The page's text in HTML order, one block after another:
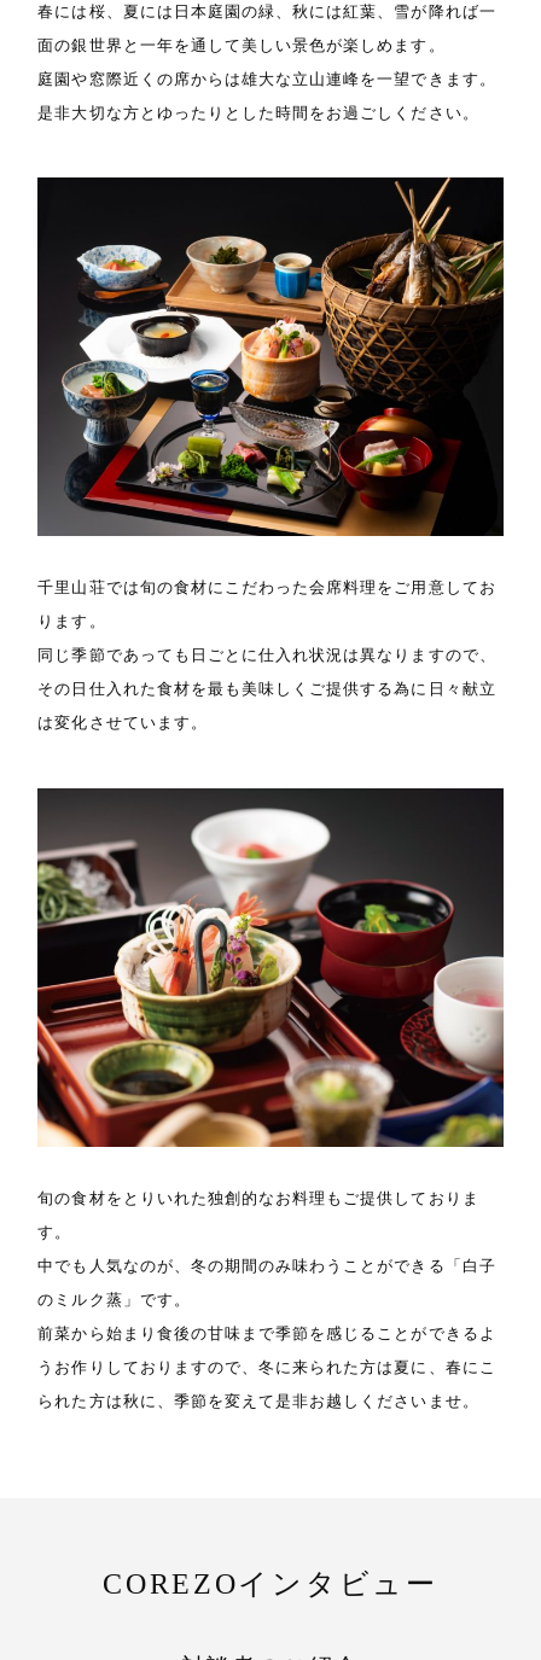
春には桜、夏には日本庭園の緑、秋には紅葉、雪が降れば一
面の銀世界と一年を通して美しい景色が楽しめます。
庭園や窓際近くの席からは雄大な立山連峰を一望できます。
是非大切な方とゆったりとした時間をお過ごしください。
千里山荘では旬の食材にこだわった会席料理をご用意してお
ります。
同じ季節であっても日ごとに仕入れ状況は異なりますので、
その日仕入れた食材を最も美味しくご提供する為に日々献立
は変化させています。
旬の食材をとりいれた独創的なお料理もご提供しておりま
す。
中でも人気なのが、冬の期間のみ味わうことができる「白子
のミルク蒸」です。
前菜から始まり食後の甘味まで季節を感じることができるよ
うお作りしておりますので、冬に来られた方は夏に、春にこ
られた方は秋に、季節を変えて是非お越しくださいませ。
COREZOインタビュー